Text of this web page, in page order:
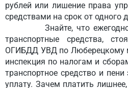
рублей или лишение права
средствами на срок от одного
Знайте,что
транспортные средства,
ОГИБДД УВД по Люберецкому
инспекция по налогам и
транспортное средство и пени
уплату. Зачем платить